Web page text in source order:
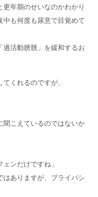
年期のせいなのかわかり
中も何度も尿意で目覚めて
過活動膀胱」を緩和するお
くれるのですが、
聞こえているのではないか
ンだけですね」
はありますが、プライバシ